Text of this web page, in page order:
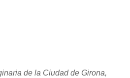
de la Ciudad de Girona,